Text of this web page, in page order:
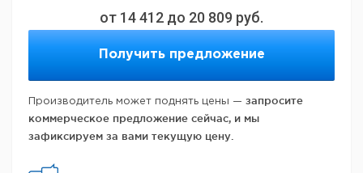
от 14 412 до 20 809 руб.
Получить предложение
Производитель может поднять цены — запросите
коммерческое предложение сейчас, и мы
зафиксируем за вами текущую цену.